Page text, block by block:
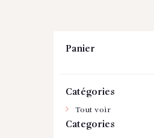
Panier
Catégories
Tout voir
Categories